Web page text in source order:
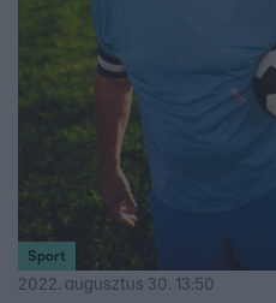
Sport
2022. augusztus 30. 13:50